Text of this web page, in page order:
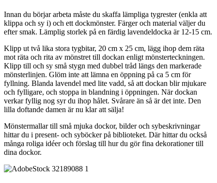
Innan du börjar arbeta måste du skaffa lämpliga tygrester (enkla att
klippa och sy i) och ett dockmönster. Färger och material väljer du
efter smak. Lämplig storlek på en färdig lavendeldocka är 12-15 cm.
Klipp ut två lika stora tygbitar, 20 cm x 25 cm, lägg ihop dem räta
mot räta och rita av mönstret till dockan enligt mönsterteckningen.
Klipp till och sy små stygn med dubbel tråd längs den markerade
mönsterlinjen. Glöm inte att lämna en öppning på ca 5 cm för
fyllning. Blanda lavendel med lite vadd, så att dockan blir mjukare
och fylligare, och stoppa in blandning i öppningen. När dockan
verkar fyllig nog syr du ihop hålet. Svårare än så är det inte. Den
lilla doftande damen är nu klar att sälja!
Mönstermallar till små mjuka dockor, bilder och sybeskrivningar
hittar du i present- och syböcker på biblioteket. Där hittar du också
många roliga idéer och förslag till hur du gör fina dekorationer till
dina dockor.